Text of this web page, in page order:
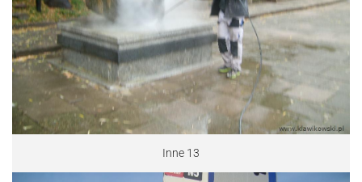
Inne 13